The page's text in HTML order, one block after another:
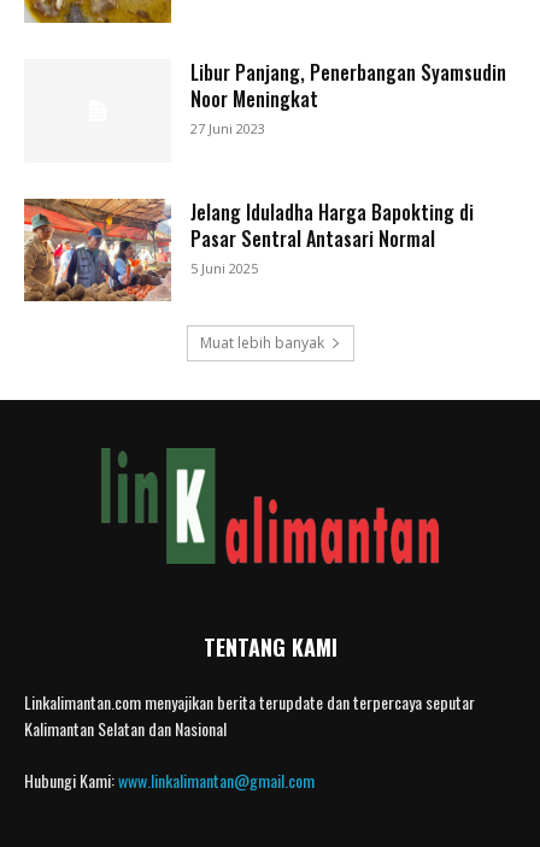
Libur Panjang, Penerbangan Syamsudin
Noor Meningkat
27 Juni 2023
Jelang Iduladha Harga Bapokting di
Pasar Sentral Antasari Normal
5 Juni 2025
Muat lebih banyak
TENTANG KAMI
Linkalimantan.com menyajikan berita terupdate dan terpercaya seputar
Kalimantan Selatan dan Nasional
Hubungi Kami:www.linkalimantan@gmail.com